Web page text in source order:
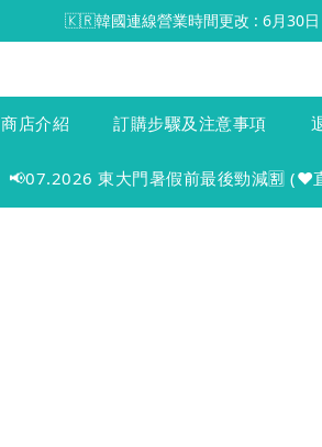
🇰🇷韓國連線營業時間更改 : 6月30
商店介紹 訂購步驟及注意事項
📢07.2026 東大門暑假前最後勁減🈹 (♥️